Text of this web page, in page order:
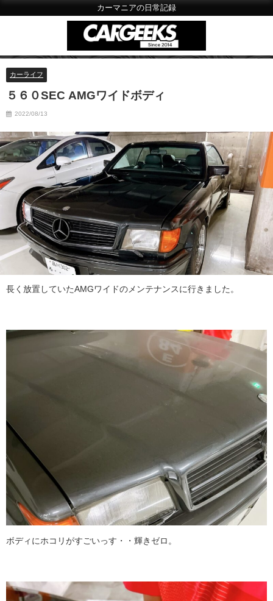
カーマニアの日常記録
カーライフ
５６０SEC AMGワイドボディ
2022/08/13
長く放置していたAMGワイドのメンテナンスに行きました。
ボディにホコリがすごいっす・・輝きゼロ。